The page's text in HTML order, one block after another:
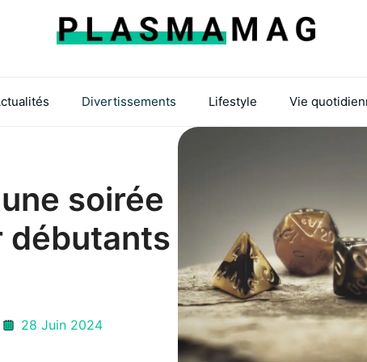
Divertissements Lifestyle Vie
soirée
débutants
28 Juin 2024